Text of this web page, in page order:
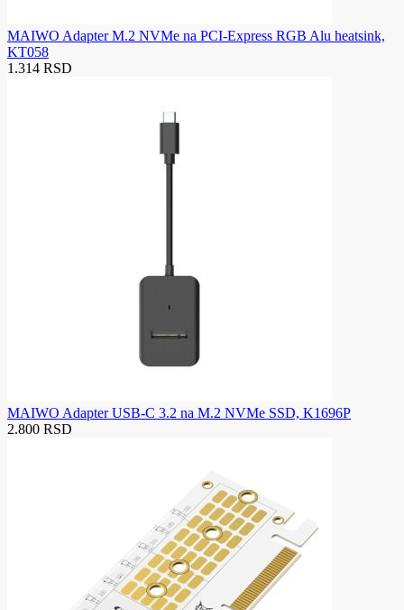
MAIWO Adapter M.2 NVMe na PCI-Express RGB Alu heatsink,
KT058
1.314 RSD
MAIWO Adapter USB-C 3.2 na M.2 NVMe SSD, K1696P
2.800 RSD